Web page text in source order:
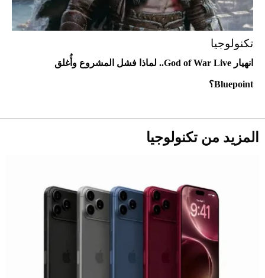
تكنولوجيا
انهيار God of War Live.. لماذا فشل المشروع وأُغلق
Bluepoint؟
المزيد من تكنولوجيا